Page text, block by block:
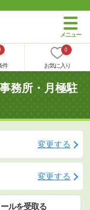
件
0
お気に入り
務所・月極駐
変更する
変更する
ルを受取る